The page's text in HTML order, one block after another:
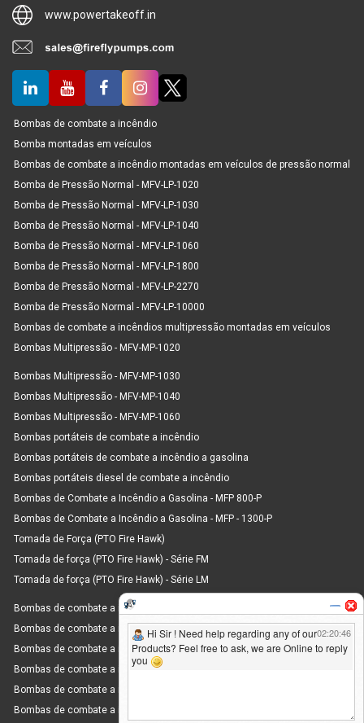
www.powertakeoff.in
Bombas de combate a incêndio
Bomba montadas em veículos
Bombas de combate a incêndio montadas em veículos de pressão normal
Bomba de Pressão Normal - MFV-LP-1020
Bomba de Pressão Normal - MFV-LP-1030
Bomba de Pressão Normal - MFV-LP-1040
Bomba de Pressão Normal - MFV-LP-1060
Bomba de Pressão Normal - MFV-LP-1800
Bomba de Pressão Normal - MFV-LP-2270
Bomba de Pressão Normal - MFV-LP-10000
Bombas de combate a incêndios multipressão montadas em veículos
Bombas Multipressão - MFV-MP-1020
Bombas Multipressão - MFV-MP-1030
Bombas Multipressão - MFV-MP-1040
Bombas Multipressão - MFV-MP-1060
Bombas portáteis de combate a incêndio
Bombas portáteis de combate a incêndio a gasolina
Bombas portáteis diesel de combate a incêndio
Bombas de Combate a Incêndio a Gasolina - MFP 800-P
Bombas de Combate a Incêndio a Gasolina - MFP - 1300-P
Tomada de Força (PTO Fire Hawk)
Tomada de força (PTO Fire Hawk) - Série FM
Tomada de força (PTO Fire Hawk) - Série LM
Bombas de combate a incêndio montadas em patins
Bombas de combate a incêndio montadas em reboque
Bombas de combate a incêndio montadas em reboque - MFT 1800 D
Bombas de combate a incêndio montadas em reboque - MFT 3000 D
Bombas de combate a incêndio montadas em reboque - MFT 6000 D
Bombas de combate a incêndio montadas em reboque - MFT 8000 D